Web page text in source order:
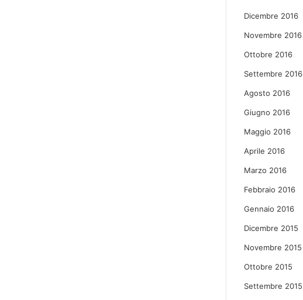
Dicembre 2016
Novembre 2016
Ottobre 2016
Settembre 2016
Agosto 2016
Giugno 2016
Maggio 2016
Aprile 2016
Marzo 2016
Febbraio 2016
Gennaio 2016
Dicembre 2015
Novembre 2015
Ottobre 2015
Settembre 2015